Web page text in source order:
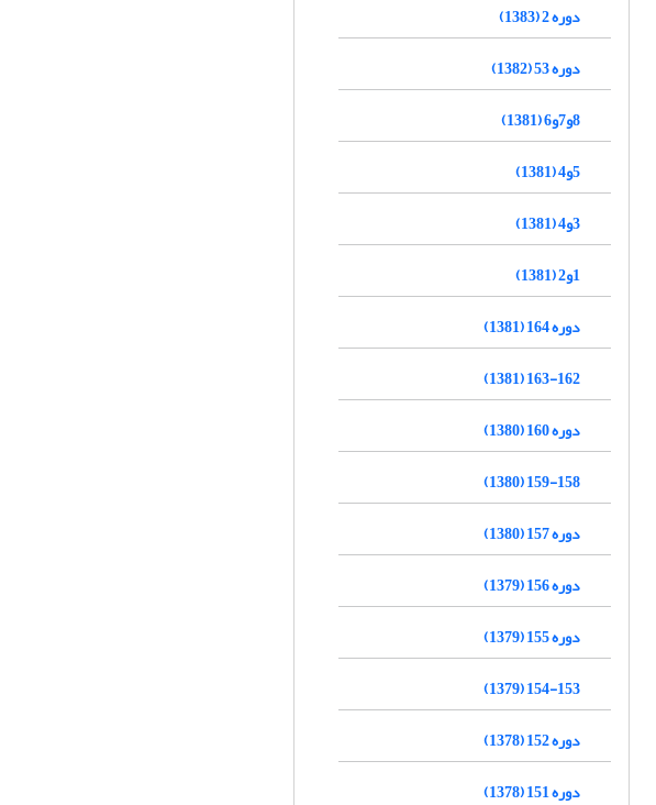
دوره 2 (1383)
دوره 53 (1382)
8و7و6 (1381)
5و4 (1381)
3و4 (1381)
1و2 (1381)
دوره 164 (1381)
163-162 (1381)
دوره 160 (1380)
159-158 (1380)
دوره 157 (1380)
دوره 156 (1379)
دوره 155 (1379)
154-153 (1379)
دوره 152 (1378)
دوره 151 (1378)